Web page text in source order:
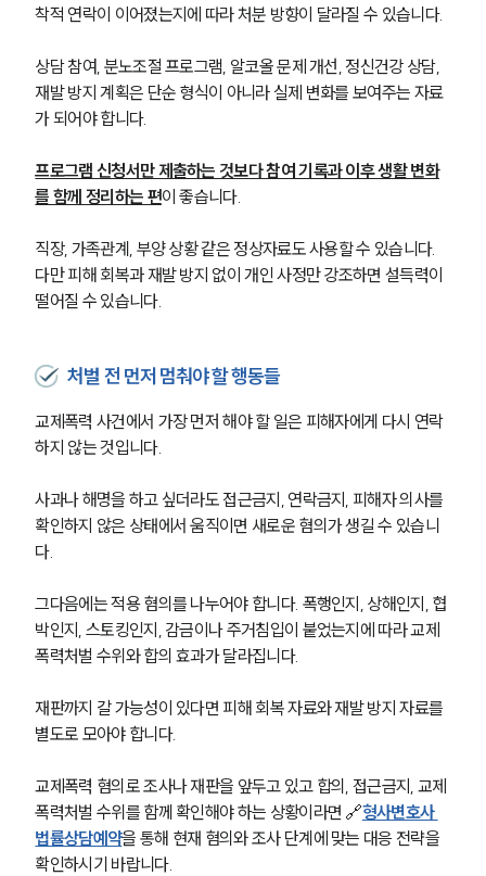
착적 연락이 이어졌는지에 따라 처분 방향이 달라질 수 있습니다.
상담 참여, 분노조절 프로그램, 알코올 문제 개선, 정신건강 상담,
재발 방지 계획은 단순 형식이 아니라 실제 변화를 보여주는 자료
가 되어야 합니다.
프로그램 신청서만 제출하는 것보다 참여 기록과 이후 생활 변화
를 함께 정리하는 편이 좋습니다.
직장, 가족관계, 부양 상황 같은 정상자료도 사용할 수 있습니다.
다만 피해 회복과 재발 방지 없이 개인 사정만 강조하면 설득력이
떨어질 수 있습니다.
처벌 전 먼저 멈춰야 할 행동들
교제폭력 사건에서 가장 먼저 해야 할 일은 피해자에게 다시 연락
하지 않는 것입니다.
사과나 해명을 하고 싶더라도 접근금지, 연락금지, 피해자 의사를
확인하지 않은 상태에서 움직이면 새로운 혐의가 생길 수 있습니
다.
그다음에는 적용 혐의를 나누어야 합니다. 폭행인지, 상해인지, 협
박인지, 스토킹인지, 감금이나 주거침입이 붙었는지에 따라 교제
폭력처벌 수위와 합의 효과가 달라집니다.
재판까지 갈 가능성이 있다면 피해 회복 자료와 재발 방지 자료를
별도로 모아야 합니다.
교제폭력 혐의로 조사나 재판을 앞두고 있고 합의, 접근금지, 교제
폭력처벌 수위를 함께 확인해야 하는 상황이라면 🔗형사변호사
법률상담예약을 통해 현재 혐의와 조사 단계에 맞는 대응 전략을
확인하시기 바랍니다.